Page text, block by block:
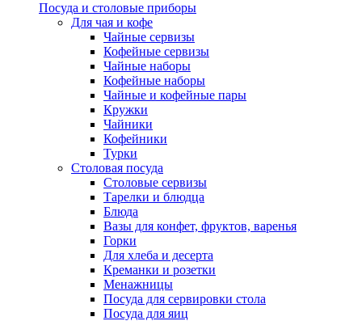
Посуда и столовые приборы
Для чая и кофе
Чайные сервизы
Кофейные сервизы
Чайные наборы
Кофейные наборы
Чайные и кофейные пары
Кружки
Чайники
Кофейники
Турки
Столовая посуда
Столовые сервизы
Тарелки и блюдца
Блюда
Вазы для конфет, фруктов, варенья
Горки
Для хлеба и десерта
Креманки и розетки
Менажницы
Посуда для сервировки стола
Посуда для яиц